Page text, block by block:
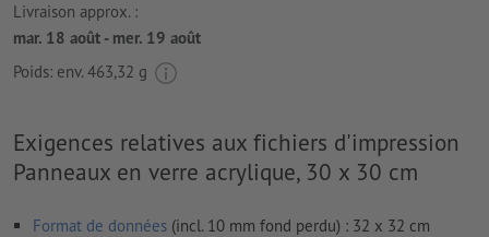
Livraison approx. :
mar. 18 août - mer. 19 août
Poids: env. 463,32 g
Exigences relatives aux fichiers d'impression
Panneaux en verre acrylique, 30 x 30 cm
Format de données (incl. 10 mm fond perdu) : 32 x 32 cm